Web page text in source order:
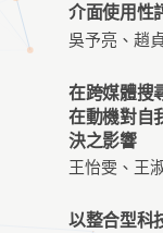
介面使用性
吳予亮、趙
在跨媒體搜
在動機對自
決之影響
王怡雯、王
以整合型科